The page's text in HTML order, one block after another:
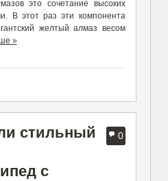
это сочетание высоких
В этот раз эти компонента
желтый алмаз весом
»
0
стильный
с